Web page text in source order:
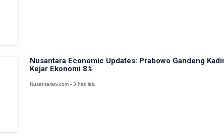
Nusantara Economic Updates: Prabowo Gandeng
Kejar Ekonomi 8%
Nusantaratv.com - 3 hari lalu